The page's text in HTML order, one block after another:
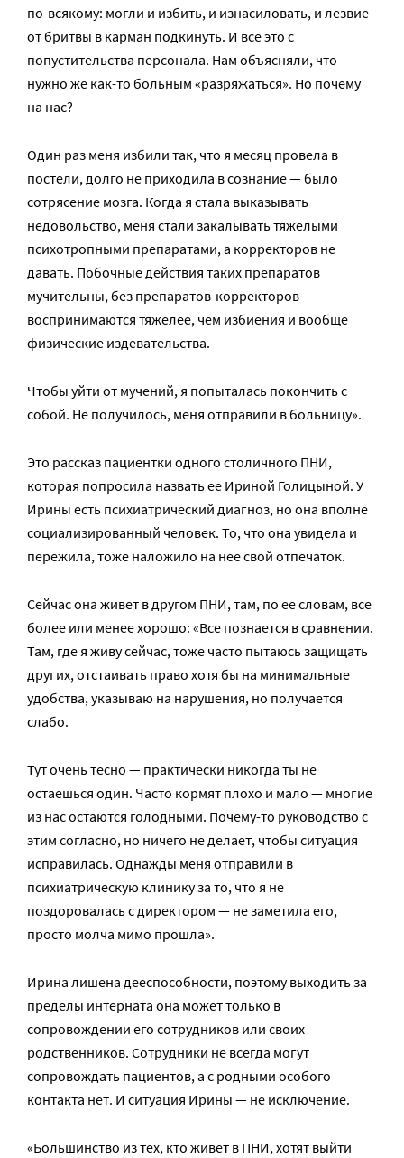
по-всякому: могли и избить, и изнасиловать, и лезвие
от бритвы в карман подкинуть. И все это с
попустительства персонала. Нам объясняли, что
нужно же как-то больным «разряжаться». Но почему
на нас?
Один раз меня избили так, что я месяц провела в
постели, долго не приходила в сознание — было
сотрясение мозга. Когда я стала выказывать
недовольство, меня стали закалывать тяжелыми
психотропными препаратами, а корректоров не
давать. Побочные действия таких препаратов
мучительны, без препаратов-корректоров
воспринимаются тяжелее, чем избиения и вообще
физические издевательства.
Чтобы уйти от мучений, я попыталась покончить с
собой. Не получилось, меня отправили в больницу».
Это рассказ пациентки одного столичного ПНИ,
которая попросила назвать ее Ириной Голицыной. У
Ирины есть психиатрический диагноз, но она вполне
социализированный человек. То, что она увидела и
пережила, тоже наложило на нее свой отпечаток.
Сейчас она живет в другом ПНИ, там, по ее словам, все
более или менее хорошо: «Все познается в сравнении.
Там, где я живу сейчас, тоже часто пытаюсь защищать
других, отстаивать право хотя бы на минимальные
удобства, указываю на нарушения, но получается
слабо.
Тут очень тесно — практически никогда ты не
остаешься один. Часто кормят плохо и мало — многие
из нас остаются голодными. Почему-то руководство с
этим согласно, но ничего не делает, чтобы ситуация
исправилась. Однажды меня отправили в
психиатрическую клинику за то, что я не
поздоровалась с директором — не заметила его,
просто молча мимо прошла».
Ирина лишена дееспособности, поэтому выходить за
пределы интерната она может только в
сопровождении его сотрудников или своих
родственников. Сотрудники не всегда могут
сопровождать пациентов, а с родными особого
контакта нет. И ситуация Ирины — не исключение.
«Большинство из тех, кто живет в ПНИ, хотят выйти